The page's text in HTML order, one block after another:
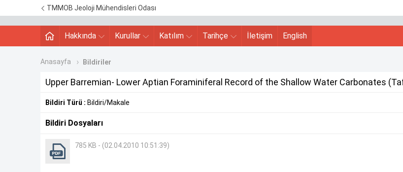
TMMOB Jeoloji Mühendisleri Odası
Hakkında Kurullar Katılım Tarihçe İletişim English
Anasayfa Bildiriler
Upper Barremian- Lower Aptian Foraminiferal Record of the Shallow Water Carbonates
Bildiri Türü : Bildiri/Makale
Bildiri Dosyaları
785 KB - (02.04.2010 10:51:39)